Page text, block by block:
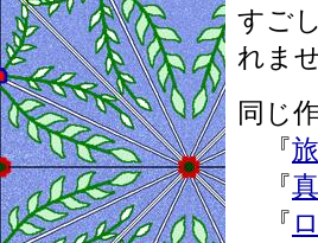
すご
れま
同じ
『
『
『